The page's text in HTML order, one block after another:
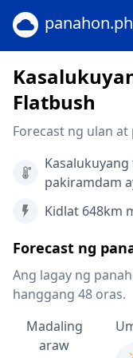
panahon.ph
Flatbush
Forecast ng ulan
pakiramdam
Kidlat 648km
Forecast ng
Ang lagay ng
hanggang 48 oras.
Madaling
araw